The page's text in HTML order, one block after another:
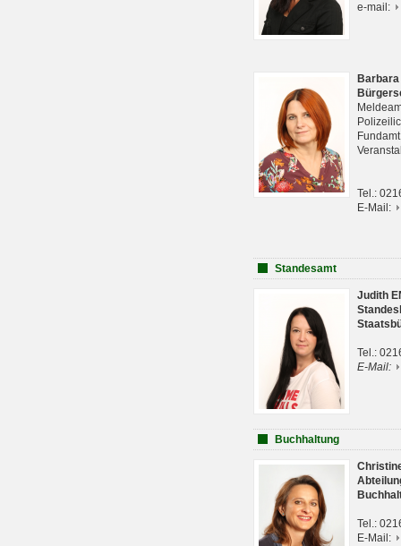
e-mail:
Tel.:
E-Mail:
Standesamt
Judith
Tel.:
E-Mail:
Buchhaltung
Tel.:
E-Mail: